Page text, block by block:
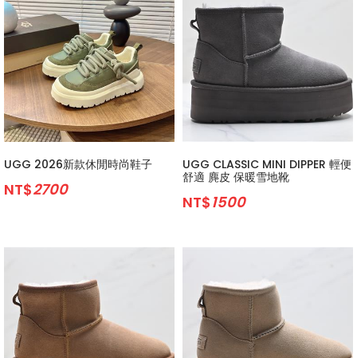
UGG 2026新款休閒時尚鞋子
NT$2700
UGG CLASSIC MINI DIPPER 輕便
舒適 麂皮 保暖雪地靴
NT$1500